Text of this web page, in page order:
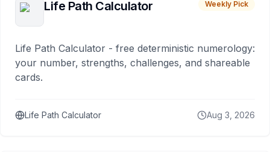
Life Path Calculator Weekly Pick
Life Path Calculator - free deterministic numerology:
your number, strengths, challenges, and shareable
cards.
Life Path Calculator Aug 3, 2026